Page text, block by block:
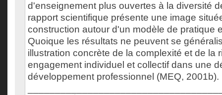
d'enseignement plus ouvertes à la diversité
rapport scientifique présente une image
construction autour d'un modèle de pratique
Quoique les résultats ne peuvent se
illustration concrète de la complexité et de la
engagement individuel et collectif dans une
développement professionnel (MEQ, 2001b).